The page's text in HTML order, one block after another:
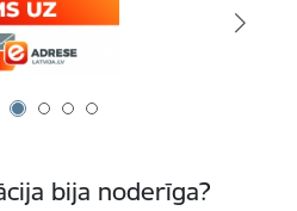
bija noderīga?